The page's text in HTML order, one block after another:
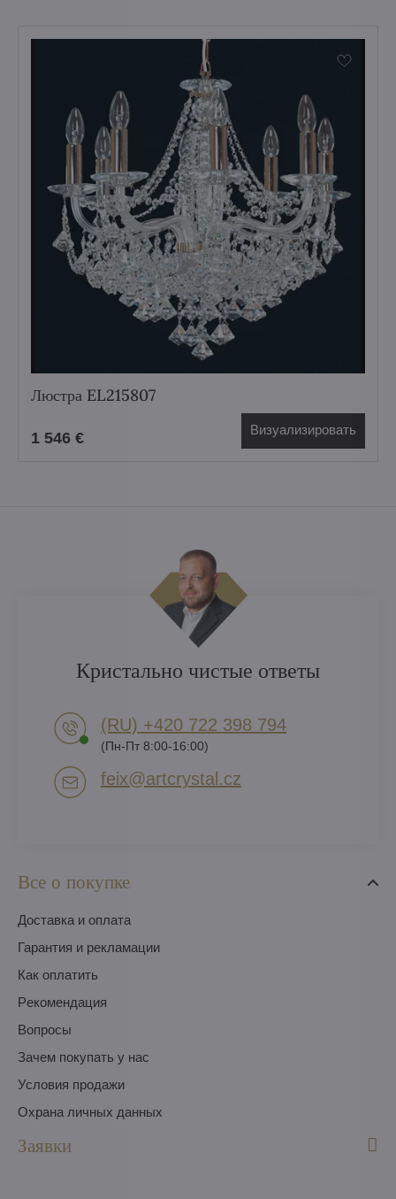
Люстра EL215807
1 546 € Визуализировать
Все о покупке
Доставка и оплата
Гарантия и рекламации
Как оплатить
Pекомендация
Вопросы
Зачем покупать у нас
Условия продажи
Охрана личных данных
Заявки
Кристально чистые ответы
(RU) +420 722 398 794​
(Пн-Пт 8:00-16:00)
feix​@artcrystal​.cz